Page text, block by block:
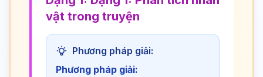
vật trong truyện
Phương pháp giải:
Phương pháp giải: